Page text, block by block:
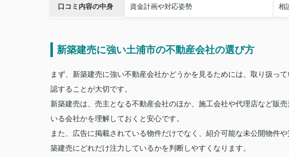
口コミ内容の中身 資金計画や対応姿勢 相
新築建売に強い土浦市の不動産会社の選び方
まず、新築建売に強い不動産会社かどうかを見るためには、取り扱っ
認することが大切です。
新築建売は、売主となる不動産会社のほか、施工会社や代理店など販
いる会社かを理解しておくと安心です。
また、広告に掲載されている物件だけでなく、紹介可能な未公開物件
築建売にどれだけ注力しているかを判断しやすくなります。